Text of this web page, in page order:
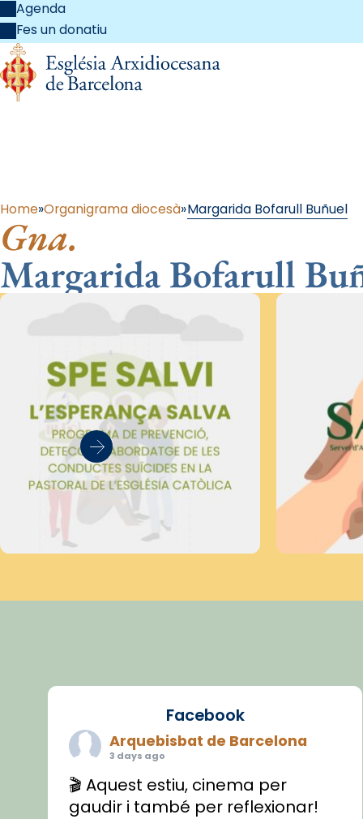
Agenda
Fes un donatiu
Home Organigrama diocesà Margarida Bofarull Buñuel
Gna.
Margarida Bofarull
Facebook
Arquebisbat de Barcelona
3 days ago
🎬 Aquest estiu, cinema per
gaudir i també per reflexionar!